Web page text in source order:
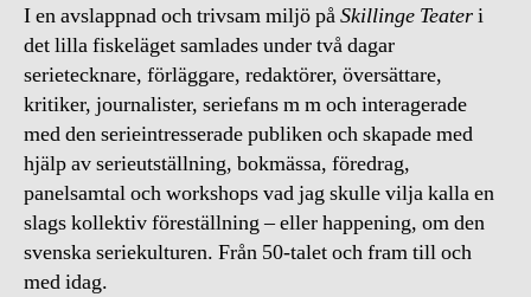
I en avslappnad och trivsam miljö påSkillinge Teateri
det lilla fiskeläget samlades under två dagar
serietecknare, förläggare, redaktörer, översättare,
kritiker, journalister, seriefans m m och interagerade
med den serieintresserade publiken och skapade med
hjälp av serieutställning, bokmässa, föredrag,
panelsamtal och workshops vad jag skulle vilja kalla en
slags kollektiv föreställning – eller happening, om den
svenska seriekulturen. Från 50-talet och fram till och
med idag.